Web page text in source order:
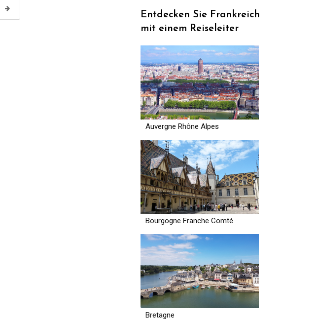
Entdecken Sie Frankreich
mit einem Reiseleiter
Auvergne Rhône Alpes
Bourgogne Franche Comté
Bretagne